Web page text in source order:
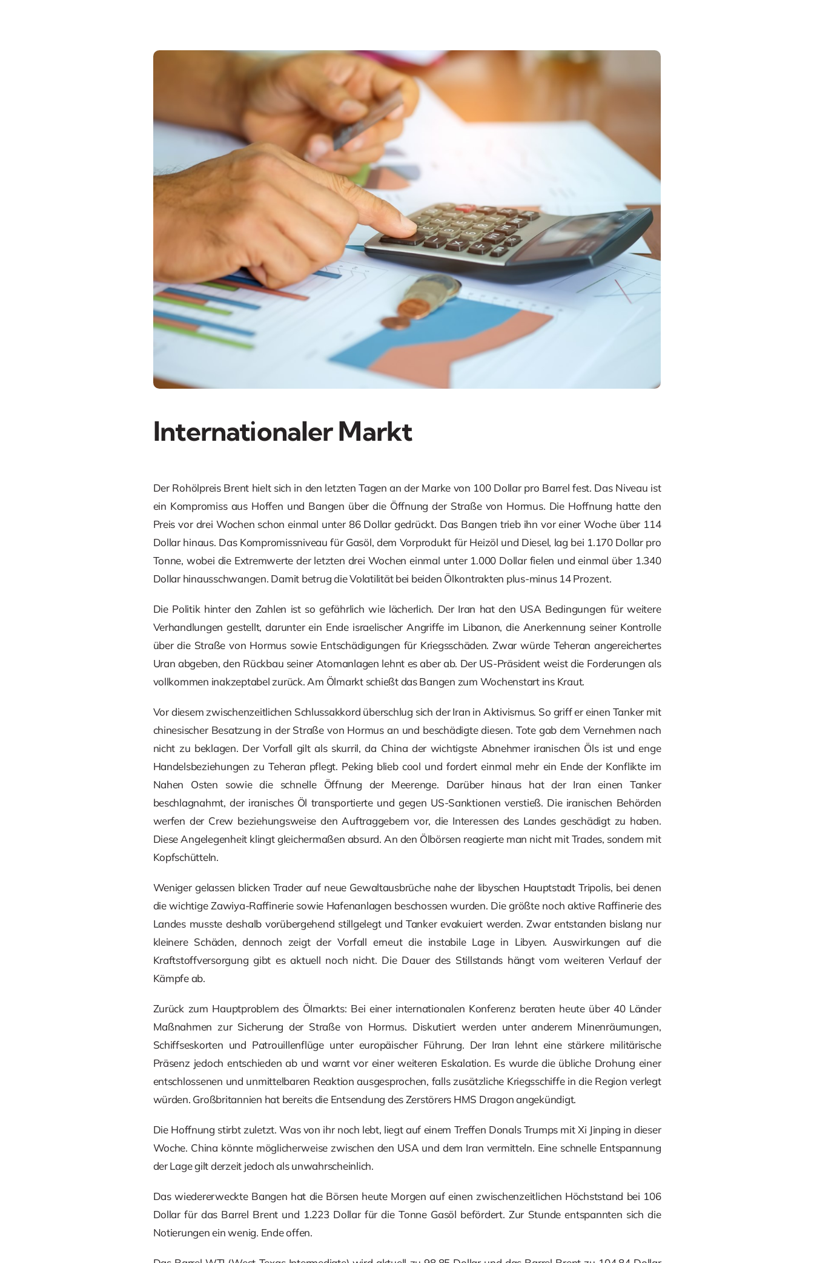
Internationaler Markt
Der Rohölpreis Brent hielt sich in den letzten Tagen an der Marke von 100 Dollar pro Barrel fest. Das Niveau ist
ein Kompromiss aus Hoffen und Bangen über die Öffnung der Straße von Hormus. Die Hoffnung hatte den
Preis vor drei Wochen schon einmal unter 86 Dollar gedrückt. Das Bangen trieb ihn vor einer Woche über 114
Dollar hinaus. Das Kompromissniveau für Gasöl, dem Vorprodukt für Heizöl und Diesel, lag bei 1.170 Dollar pro
Tonne, wobei die Extremwerte der letzten drei Wochen einmal unter 1.000 Dollar fielen und einmal über 1.340
Dollar hinausschwangen. Damit betrug die Volatilität bei beiden Ölkontrakten plus-minus 14 Prozent.
Die Politik hinter den Zahlen ist so gefährlich wie lächerlich. Der Iran hat den USA Bedingungen für weitere
Verhandlungen gestellt, darunter ein Ende israelischer Angriffe im Libanon, die Anerkennung seiner Kontrolle
über die Straße von Hormus sowie Entschädigungen für Kriegsschäden. Zwar würde Teheran angereichertes
Uran abgeben, den Rückbau seiner Atomanlagen lehnt es aber ab. Der US-Präsident weist die Forderungen als
vollkommen inakzeptabel zurück. Am Ölmarkt schießt das Bangen zum Wochenstart ins Kraut.
Vor diesem zwischenzeitlichen Schlussakkord überschlug sich der Iran in Aktivismus. So griff er einen Tanker mit
chinesischer Besatzung in der Straße von Hormus an und beschädigte diesen. Tote gab dem Vernehmen nach
nicht zu beklagen. Der Vorfall gilt als skurril, da China der wichtigste Abnehmer iranischen Öls ist und enge
Handelsbeziehungen zu Teheran pflegt. Peking blieb cool und fordert einmal mehr ein Ende der Konflikte im
Nahen Osten sowie die schnelle Öffnung der Meerenge. Darüber hinaus hat der Iran einen Tanker
beschlagnahmt, der iranisches Öl transportierte und gegen US-Sanktionen verstieß. Die iranischen Behörden
werfen der Crew beziehungsweise den Auftraggebern vor, die Interessen des Landes geschädigt zu haben.
Diese Angelegenheit klingt gleichermaßen absurd. An den Ölbörsen reagierte man nicht mit Trades, sondern mit
Kopfschütteln.
Weniger gelassen blicken Trader auf neue Gewaltausbrüche nahe der libyschen Hauptstadt Tripolis, bei denen
die wichtige Zawiya-Raffinerie sowie Hafenanlagen beschossen wurden. Die größte noch aktive Raffinerie des
Landes musste deshalb vorübergehend stillgelegt und Tanker evakuiert werden. Zwar entstanden bislang nur
kleinere Schäden, dennoch zeigt der Vorfall erneut die instabile Lage in Libyen. Auswirkungen auf die
Kraftstoffversorgung gibt es aktuell noch nicht. Die Dauer des Stillstands hängt vom weiteren Verlauf der
Kämpfe ab.
Zurück zum Hauptproblem des Ölmarkts: Bei einer internationalen Konferenz beraten heute über 40 Länder
Maßnahmen zur Sicherung der Straße von Hormus. Diskutiert werden unter anderem Minenräumungen,
Schiffseskorten und Patrouillenflüge unter europäischer Führung. Der Iran lehnt eine stärkere militärische
Präsenz jedoch entschieden ab und warnt vor einer weiteren Eskalation. Es wurde die übliche Drohung einer
entschlossenen und unmittelbaren Reaktion ausgesprochen, falls zusätzliche Kriegsschiffe in die Region verlegt
würden. Großbritannien hat bereits die Entsendung des Zerstörers HMS Dragon angekündigt.
Die Hoffnung stirbt zuletzt. Was von ihr noch lebt, liegt auf einem Treffen Donals Trumps mit Xi Jinping in dieser
Woche. China könnte möglicherweise zwischen den USA und dem Iran vermitteln. Eine schnelle Entspannung
der Lage gilt derzeit jedoch als unwahrscheinlich.
Das wiedererweckte Bangen hat die Börsen heute Morgen auf einen zwischenzeitlichen Höchststand bei 106
Dollar für das Barrel Brent und 1.223 Dollar für die Tonne Gasöl befördert. Zur Stunde entspannten sich die
Notierungen ein wenig. Ende offen.